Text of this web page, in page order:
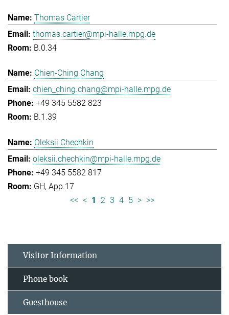
Thomas Cartier
thomas.cartier@mpi-halle.mpg.de
B.0.34
Chien-Ching Chang
chien_ching.chang@mpi-halle.mpg.de
+49 345 5582 823
B.1.39
Oleksii Chechkin
oleksii.chechkin@mpi-halle.mpg.de
+49 345 5582 817
GH, App.17
<< < 1 2 3 4 5 > >>
Visitor Information
Phone book
Guesthouse